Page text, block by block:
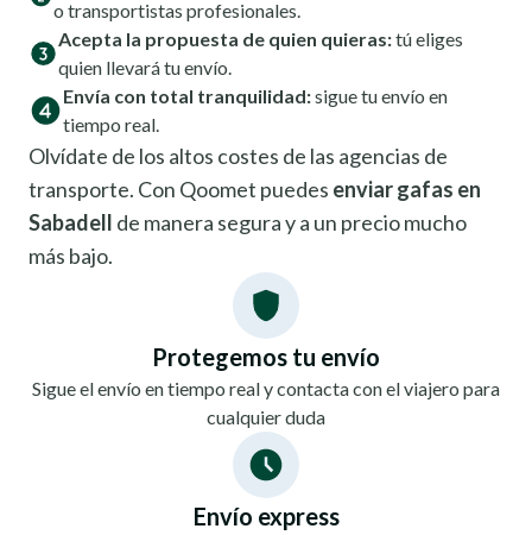
o transportistas profesionales.
Acepta la propuesta de quien quieras:tú eliges
quien llevará tu envío.
Envía con total tranquilidad:sigue tu envío en
tiempo real.
Olvídate de los altos costes de las agencias de
transporte. Con Qoomet puedes enviar gafas en
Sabadell de manera segura y a un precio mucho
más bajo.
Protegemos tu envío
Sigue el envío en tiempo real y contacta con el viajero para
cualquier duda
Envío express